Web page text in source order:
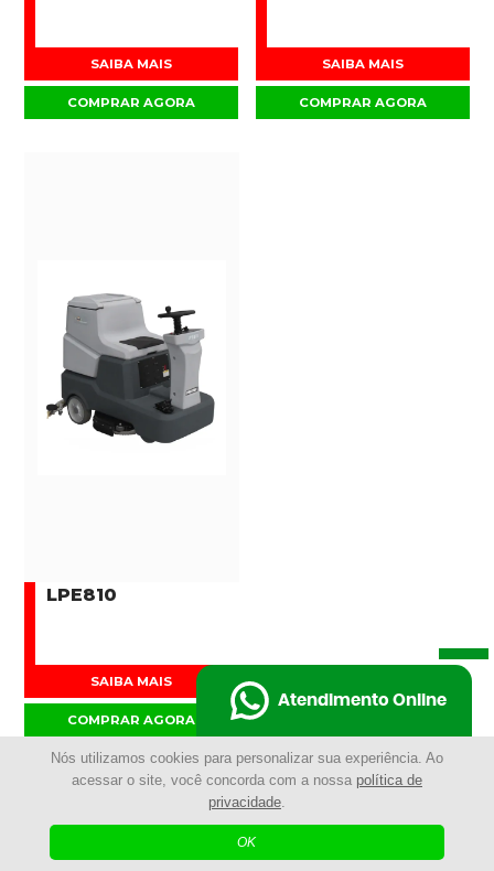
Nós utilizamos cookies para personalizar sua experiência. Ao
acessar o site, você concorda com a nossa política de
privacidade.
OK
SAIBA MAIS
COMPRAR AGORA
SAIBA MAIS
COMPRAR AGORA
LPE810
SAIBA MAIS
COMPRAR AGORA
ENTRE EM CONTATO COM A
Atendimento Online